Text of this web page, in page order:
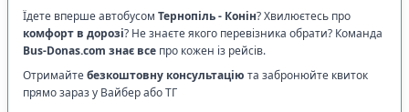
Їдете вперше автобусом Тернопіль- Конін? Хвилюєтесь про
комфорт в дорозі? Не знаєте якого перевізника обрати? Команда
Bus-Donas.com знає все про кожен із рейсів.
Отримайтебезкоштовну консультацію та забронюйте квиток
прямо зараз у Вайбер або ТГ